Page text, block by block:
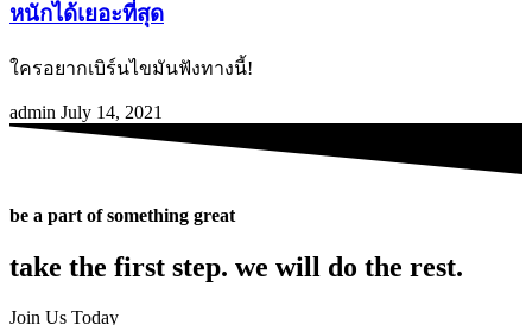
หนักได้เยอะที่สุด
ใครอยากเบิร์นไขมันฟังทางนี้!
admin July 14, 2021
be a part of something great
take the first step. we will do the rest.
Join Us Today